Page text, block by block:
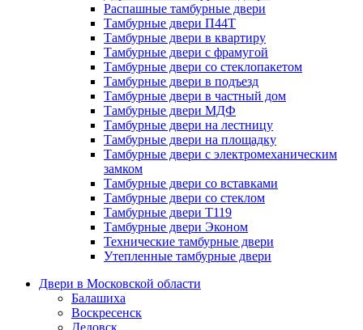
Распашные тамбурные двери
Тамбурные двери П44Т
Тамбурные двери в квартиру
Тамбурные двери с фрамугой
Тамбурные двери со стеклопакетом
Тамбурные двери в подъезд
Тамбурные двери в частный дом
Тамбурные двери МДФ
Тамбурные двери на лестницу
Тамбурные двери на площадку
Тамбурные двери с электромеханическим
замком
Тамбурные двери со вставками
Тамбурные двери со стеклом
Тамбурные двери Т119
Тамбурные двери Эконом
Технические тамбурные двери
Утепленные тамбурные двери
Двери в Московской области
Балашиха
Воскресенск
Дедовск